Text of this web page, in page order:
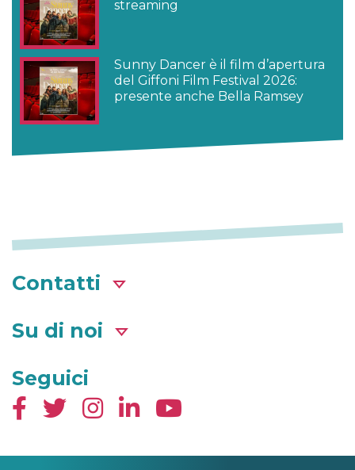
streaming
Sunny Dancer è il film d’apertura
del Giffoni Film Festival 2026:
presente anche Bella Ramsey
Contatti
Su di noi
Seguici